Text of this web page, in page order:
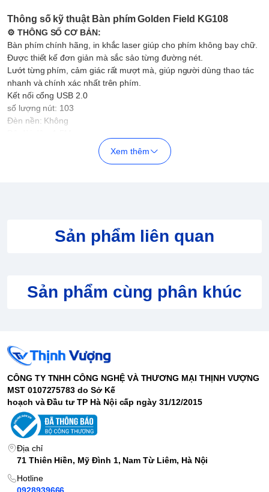
Thông số kỹ thuật Bàn phím Golden Field KG108
⚙ THÔNG SỐ CƠ BẢN:
Bàn phím chính hãng, in khắc laser giúp cho phím không bay chữ.
Được thiết kế đơn giản mà sắc sảo từng đường nét.
Lướt từng phím, cảm giác rất mượt mà, giúp người dùng thao tác
nhanh và chính xác nhất trên phím.
Kết nối cổng USB 2.0
số lượng nút: 103
Đèn nền: Không
Xem thêm
Sản phẩm liên quan
Sản phẩm cùng phân khúc
CÔNG TY TNHH CÔNG NGHỆ VÀ THƯƠNG MẠI THỊNH VƯỢNG
MST 0107275783 do Sở Kế
hoạch và Đầu tư TP Hà Nội cấp ngày 31/12/2015
Địa chỉ
71 Thiên Hiền, Mỹ Đình 1, Nam Từ Liêm, Hà Nội
Hotline